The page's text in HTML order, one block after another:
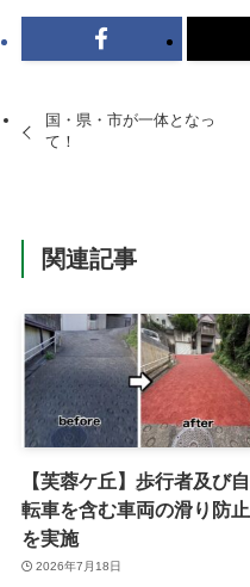
国・県・市が一体となっ
て！
関連記事
【芙蓉ケ丘】歩行者及び自
転車を含む車両の滑り防止
を実施
2026年7月18日